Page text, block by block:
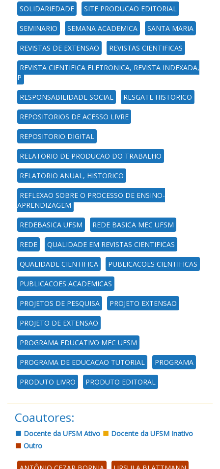
SOLIDARIEDADE SITE PRODUCAO EDITORIAL
SEMINARIO SEMANA ACADEMICA SANTA MARIA
REVISTAS DE EXTENSAO REVISTAS CIENTIFICAS
REVISTA CIENTIFICA ELETRONICA, REVISTA INDEXADA,
P
RESPONSABILIDADE SOCIAL RESGATE HISTORICO
REPOSITORIOS DE ACESSO LIVRE
REPOSITORIO DIGITAL
RELATORIO DE PRODUCAO DO TRABALHO
RELATORIO ANUAL, HISTORICO
REFLEXAO SOBRE O PROCESSO DE ENSINO-
APRENDIZAGEM
REDEBASICA UFSM REDE BASICA MEC UFSM
REDE QUALIDADE EM REVISTAS CIENTIFICAS
QUALIDADE CIENTIFICA PUBLICACOES CIENTIFICAS
PUBLICACOES ACADEMICAS
PROJETOS DE PESQUISA PROJETO EXTENSAO
PROJETO DE EXTENSAO
PROGRAMA EDUCATIVO MEC UFSM
PROGRAMA DE EDUCACAO TUTORIAL PROGRAMA
PRODUTO LIVRO PRODUTO EDITORAL
Coautores:
Docente da UFSM Ativo
Docente da UFSM Inativo
Outro